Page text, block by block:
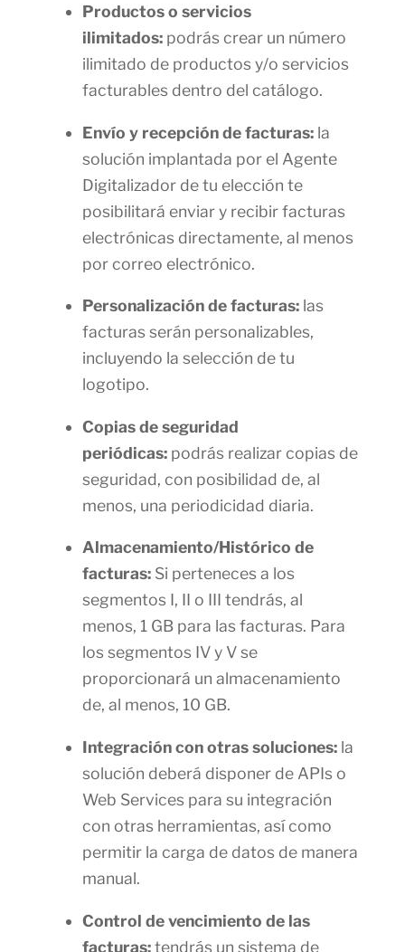
Productos o servicios
ilimitados: podrás crear un número
ilimitado de productos y/o servicios
facturables dentro del catálogo.
Envío y recepción de facturas: la
solución implantada por el Agente
Digitalizador de tu elección te
posibilitará enviar y recibir facturas
electrónicas directamente, al menos
por correo electrónico.
Personalización de facturas: las
facturas serán personalizables,
incluyendo la selección de tu
logotipo.
Copias de seguridad
periódicas: podrás realizar copias de
seguridad, con posibilidad de, al
menos, una periodicidad diaria.
Almacenamiento/Histórico de
facturas: Si perteneces a los
segmentos I, II o III tendrás, al
menos, 1 GB para las facturas. Para
los segmentos IV y V se
proporcionará un almacenamiento
de, al menos, 10 GB.
Integración con otras soluciones: la
solución deberá disponer de APIs o
Web Services para su integración
con otras herramientas, así como
permitir la carga de datos de manera
manual.
Control de vencimiento de las
facturas:tendrás un sistema de